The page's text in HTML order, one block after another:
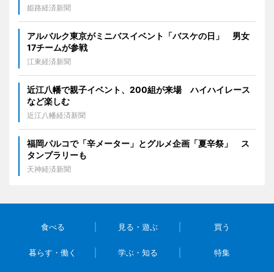
姫路経済新聞
アルバルク東京がミニバスイベント「バスケの日」 男女
17チームが参戦
江東経済新聞
近江八幡で親子イベント、200組が来場 ハイハイレース
など楽しむ
近江八幡経済新聞
福岡パルコで「辛メーター」とグルメ企画「夏辛祭」 ス
タンプラリーも
天神経済新聞
食べる 見る・遊ぶ 買う
暮らす・働く 学ぶ・知る 特集